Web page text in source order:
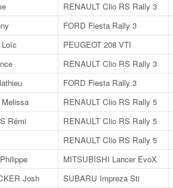
RENAULT Clio RS Rally 3
FORD Fiesta Rally 3
PEUGEOT 208 VTI
RENAULT Clio RS Rally 3
FORD Fiesta Rally 3
RENAULT Clio RS Rally 5
Rémi RENAULT Clio RS Rally 5
RENAULT Clio RS Rally 5
MITSUBISHI Lancer EvoX
Josh SUBARU Impreza Sti